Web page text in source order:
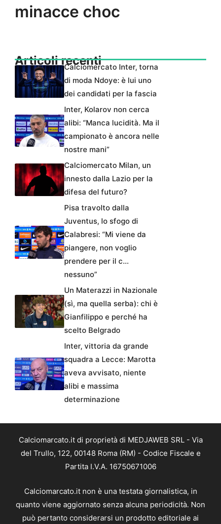
minacce choc
Articoli recentiCalciomercato Inter, torna
di moda Ndoye: è lui uno
dei candidati per la fascia
Inter, Kolarov non cerca
alibi: “Manca lucidità. Ma il
campionato è ancora nelle
nostre mani”
Calciomercato Milan, un
innesto dalla Lazio per la
difesa del futuro?
Pisa travolto dalla
Juventus, lo sfogo di
Calabresi: “Mi viene da
piangere, non voglio
prendere per il c…
nessuno”
Un Materazzi in Nazionale
(sì, ma quella serba): chi è
Gianfilippo e perché ha
scelto Belgrado
Inter, vittoria da grande
squadra a Lecce: Marotta
aveva avvisato, niente
alibi e massima
determinazione
Calciomarcato.it di proprietà di MEDJAWEB SRL - Via
del Trullo, 122, 00148 Roma (RM) - Codice Fiscale e
Partita I.V.A. 16750671006
Calciomarcato.it non è una testata giornalistica, in
quanto viene aggiornato senza alcuna periodicità. Non
può pertanto considerarsi un prodotto editoriale ai